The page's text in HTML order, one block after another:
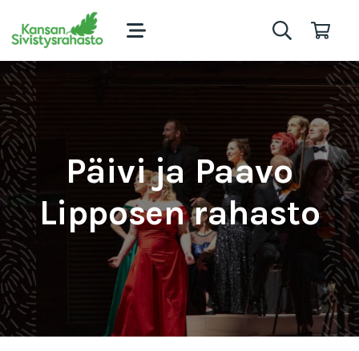
Päivi ja Paavo
Lipposen rahasto